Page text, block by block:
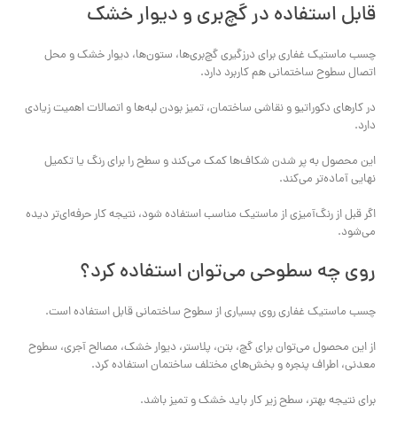
قابل استفاده در گچ‌بری و دیوار خشک
چسب ماستیک غفاری برای درزگیری گچ‌بری‌ها، ستون‌ها، دیوار خشک و محل
اتصال سطوح ساختمانی هم کاربرد دارد.
در کارهای دکوراتیو و نقاشی ساختمان، تمیز بودن لبه‌ها و اتصالات اهمیت زیادی
دارد.
این محصول به پر شدن شکاف‌ها کمک می‌کند و سطح را برای رنگ یا تکمیل
نهایی آماده‌تر می‌کند.
اگر قبل از رنگ‌آمیزی از ماستیک مناسب استفاده شود، نتیجه کار حرفه‌ای‌تر دیده
می‌شود.
روی چه سطوحی می‌توان استفاده کرد؟
چسب ماستیک غفاری روی بسیاری از سطوح ساختمانی قابل استفاده است.
از این محصول می‌توان برای گچ، بتن، پلاستر، دیوار خشک، مصالح آجری، سطوح
معدنی، اطراف پنجره و بخش‌های مختلف ساختمان استفاده کرد.
برای نتیجه بهتر، سطح زیر کار باید خشک و تمیز باشد.